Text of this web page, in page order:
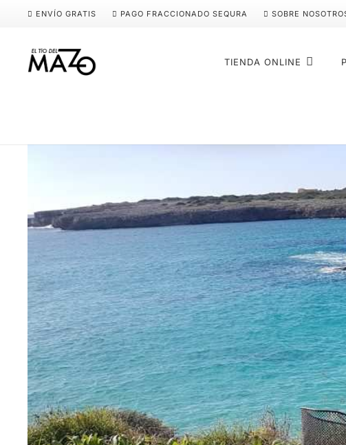
ENVÍO GRATIS PAGO FRACCIONADO SEQURA SOBRE
TIENDA ONLINE